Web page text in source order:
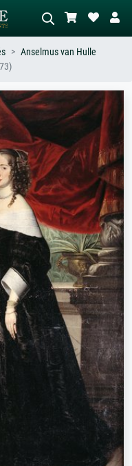
la scène – ex. prairie verte,
avec beaucoup de rouge,
sombre, nu debout près d'un
arbre.
Anselmus van Hulle